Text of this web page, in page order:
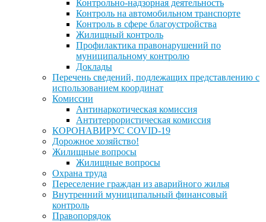
Контрольно-надзорная деятельность
Контроль на автомобильном транспорте
Контроль в сфере благоустройства
Жилищный контроль
Профилактика правонарушений по
муниципальному контролю
Доклады
Перечень сведений, подлежащих представлению с
использованием координат
Комиссии
Антинаркотическая комиссия
Антитеррористическая комиссия
КОРОНАВИРУС COVID-19
Дорожное хозяйство!
Жилищные вопросы
Жилищные вопросы
Охрана труда
Переселение граждан из аварийного жилья
Внутренний муниципальный финансовый
контроль
Правопорядок